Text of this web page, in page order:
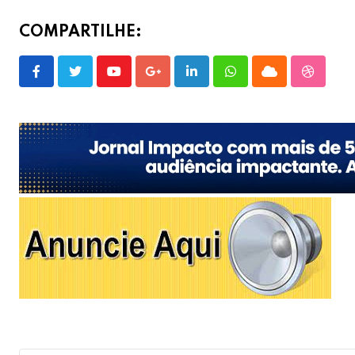
COMPARTILHE:
YoutubeGoogle+LinkedInWhatsappCloud